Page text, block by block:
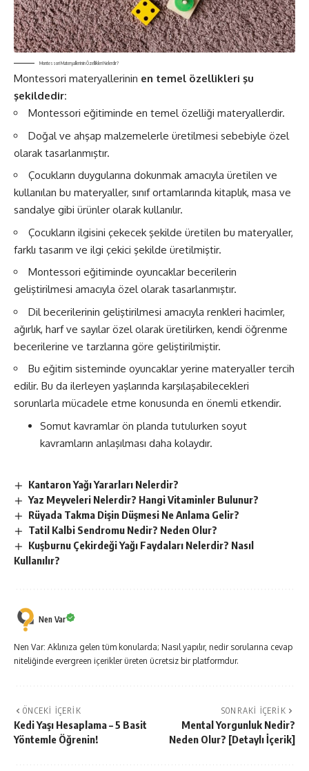
Montessori Materyallerinin Özellikleri Nelerdir?
Montessori materyallerinin en temel özellikleri şu
şekildedir:
Montessori eğitiminde en temel özelliği materyallerdir.
Doğal ve ahşap malzemelerle üretilmesi sebebiyle özel
olarak tasarlanmıştır.
Çocukların duygularına dokunmak amacıyla üretilen ve
kullanılan bu materyaller, sınıf ortamlarında kitaplık, masa ve
sandalye gibi ürünler olarak kullanılır.
Çocukların ilgisini çekecek şekilde üretilen bu materyaller,
farklı tasarım ve ilgi çekici şekilde üretilmiştir.
Montessori eğitiminde oyuncaklar becerilerin
geliştirilmesi amacıyla özel olarak tasarlanmıştır.
Dil becerilerinin geliştirilmesi amacıyla renkleri hacimler,
ağırlık, harf ve sayılar özel olarak üretilirken, kendi öğrenme
becerilerine ve tarzlarına göre geliştirilmiştir.
Bu eğitim sisteminde oyuncaklar yerine materyaller tercih
edilir. Bu da ilerleyen yaşlarında karşılaşabilecekleri
sorunlarla mücadele etme konusunda en önemli etkendir.
Somut kavramlar ön planda tutulurken soyut
kavramların anlaşılması daha kolaydır.
Kantaron Yağı Yararları Nelerdir?
Yaz Meyveleri Nelerdir? Hangi Vitaminler Bulunur?
Rüyada Takma Dişin Düşmesi Ne Anlama Gelir?
Tatil Kalbi Sendromu Nedir? Neden Olur?
Kuşburnu Çekirdeği Yağı Faydaları Nelerdir? Nasıl
Kullanılır?
Nen Var
Nen Var: Aklınıza gelen tüm konularda; Nasıl yapılır, nedir sorularına cevap
niteliğinde evergreen içerikler üreten ücretsiz bir platformdur.
ÖNCEKI İÇERIK
Kedi Yaşı Hesaplama – 5 Basit
Yöntemle Öğrenin!
SONRAKI İÇERIK
Mental Yorgunluk Nedir?
Neden Olur? [Detaylı İçerik]